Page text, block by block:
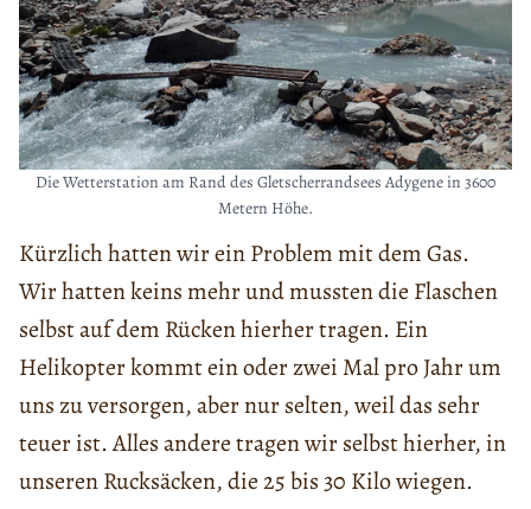
Die Wetterstation am Rand des Gletscherrandsees Adygene in 3600
Metern Höhe.
Kürzlich hatten wir ein Problem mit dem Gas.
Wir hatten keins mehr und mussten die Flaschen
selbst auf dem Rücken hierher tragen. Ein
Helikopter kommt ein oder zwei Mal pro Jahr um
uns zu versorgen, aber nur selten, weil das sehr
teuer ist. Alles andere tragen wir selbst hierher, in
unseren Rucksäcken, die 25 bis 30 Kilo wiegen.